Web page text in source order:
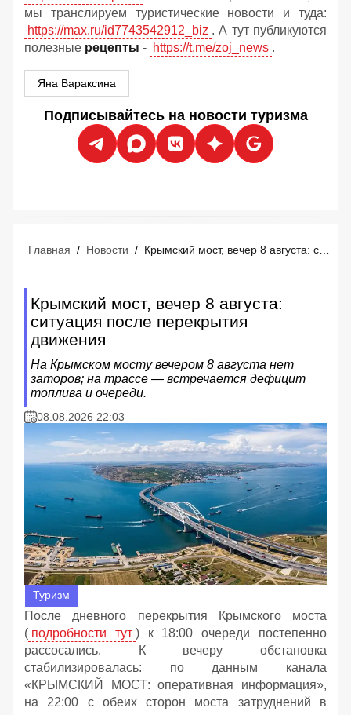
мы транслируем туристические новости и туда:
https://max.ru/id7743542912_biz . А тут публикуются
полезные рецепты - https://t.me/zoj_news .
Яна Вараксина
Подписывайтесь на новости туризма
Главная / Новости /
Крымский мост, вечер 8 августа:
ситуация после перекрытия
движения
На Крымском мосту вечером 8 августа нет
заторов; на трассе — встречается дефицит
топлива и очереди.
08.08.2026 22:03
Туризм
После дневного перекрытия Крымского моста
( подробности тут ) к 18:00 очереди постепенно
рассосались. К вечеру обстановка
стабилизировалась: по данным канала
«КРЫМСКИЙ МОСТ: оперативная информация»,
на 22:00 с обеих сторон моста затруднений в